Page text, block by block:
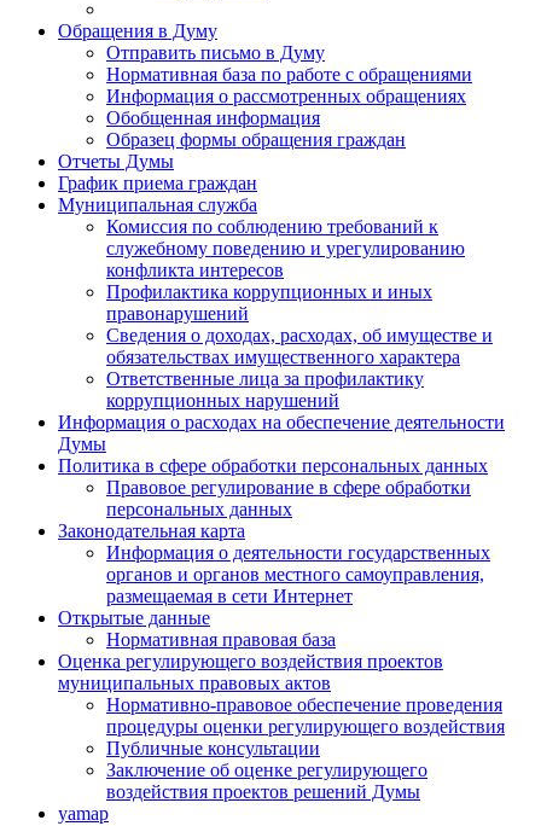
Обращения в Думу
Отправить письмо в Думу
Нормативная база по работе с обращениями
Информация о рассмотренных обращениях
Обобщенная информация
Образец формы обращения граждан
Отчеты Думы
График приема граждан
Муниципальная служба
Комиссия по соблюдению требований к
служебному поведению и урегулированию
конфликта интересов
Профилактика коррупционных и иных
правонарушений
Сведения о доходах, расходах, об имуществе и
обязательствах имущественного характера
Ответственные лица за профилактику
коррупционных нарушений
Информация о расходах на обеспечение деятельности
Думы
Политика в сфере обработки персональных данных
Правовое регулирование в сфере обработки
персональных данных
Законодательная карта
Информация о деятельности государственных
органов и органов местного самоуправления,
размещаемая в сети Интернет
Открытые данные
Нормативная правовая база
Оценка регулирующего воздействия проектов
муниципальных правовых актов
Нормативно-правовое обеспечение проведения
процедуры оценки регулирующего воздействия
Публичные консультации
Заключение об оценке регулирующего
воздействия проектов решений Думы
yamap